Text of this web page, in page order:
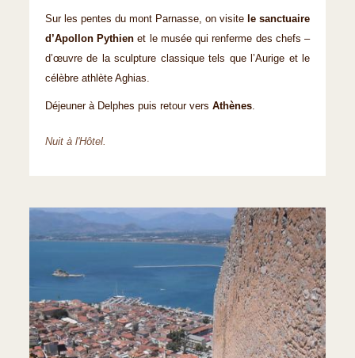
Sur les pentes du mont Parnasse, on visite le sanctuaire
d’Apollon Pythien et le musée qui renferme des chefs –
d’œuvre de la sculpture classique tels que l’Aurige et le
célèbre athlète Aghias.
Déjeuner à Delphes puis retour vers Athènes.
Nuit à l'Hôtel.